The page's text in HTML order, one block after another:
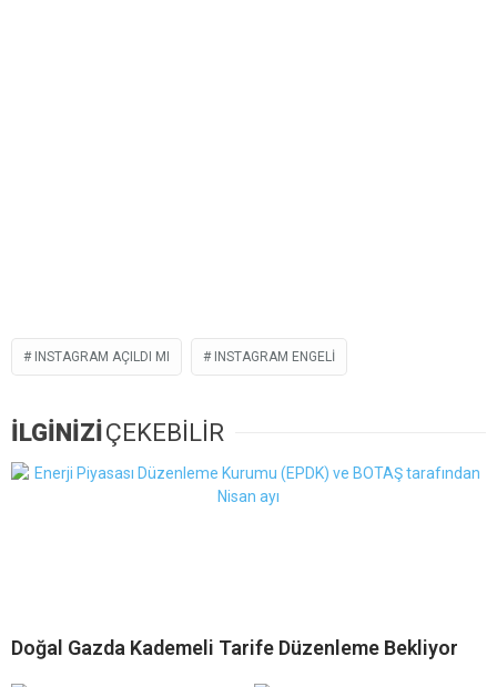
INSTAGRAM AÇILDI MI INSTAGRAM ENGELI
İLGİNİZİÇEKEBİLİR
Doğal Gazda Kademeli Tarife Düzenleme Bekliyor